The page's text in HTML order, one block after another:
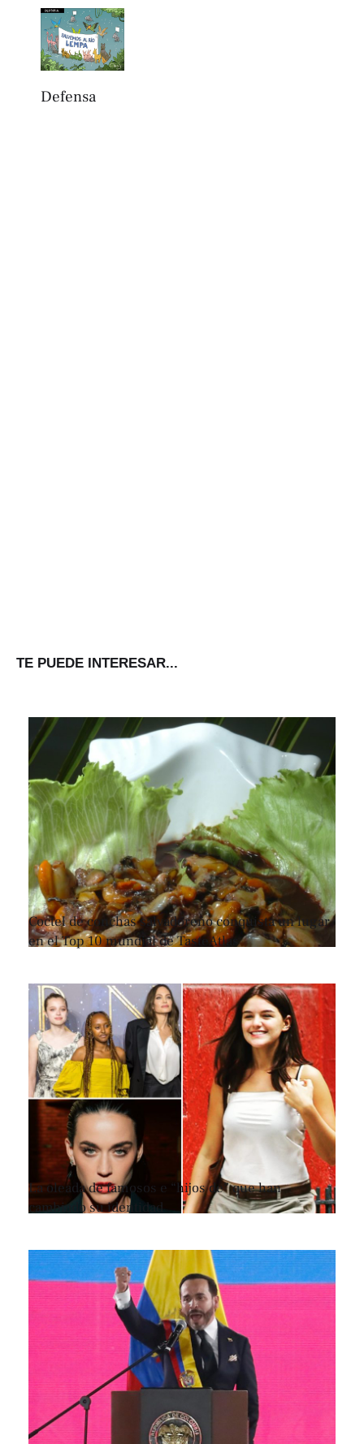
Defensa
TE PUEDE INTERESAR...
Coctel de conchas salvadoreño conquista un lugar
en el Top 10 mundial de TasteAtlas
La oleada de famosos e “hijos de” que han
cambiado su identidad